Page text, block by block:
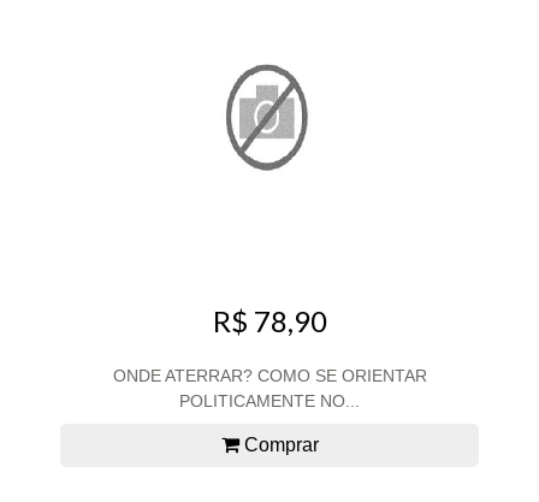
R$ 78,90
ONDE ATERRAR? COMO SE ORIENTAR
POLITICAMENTE NO...
Comprar